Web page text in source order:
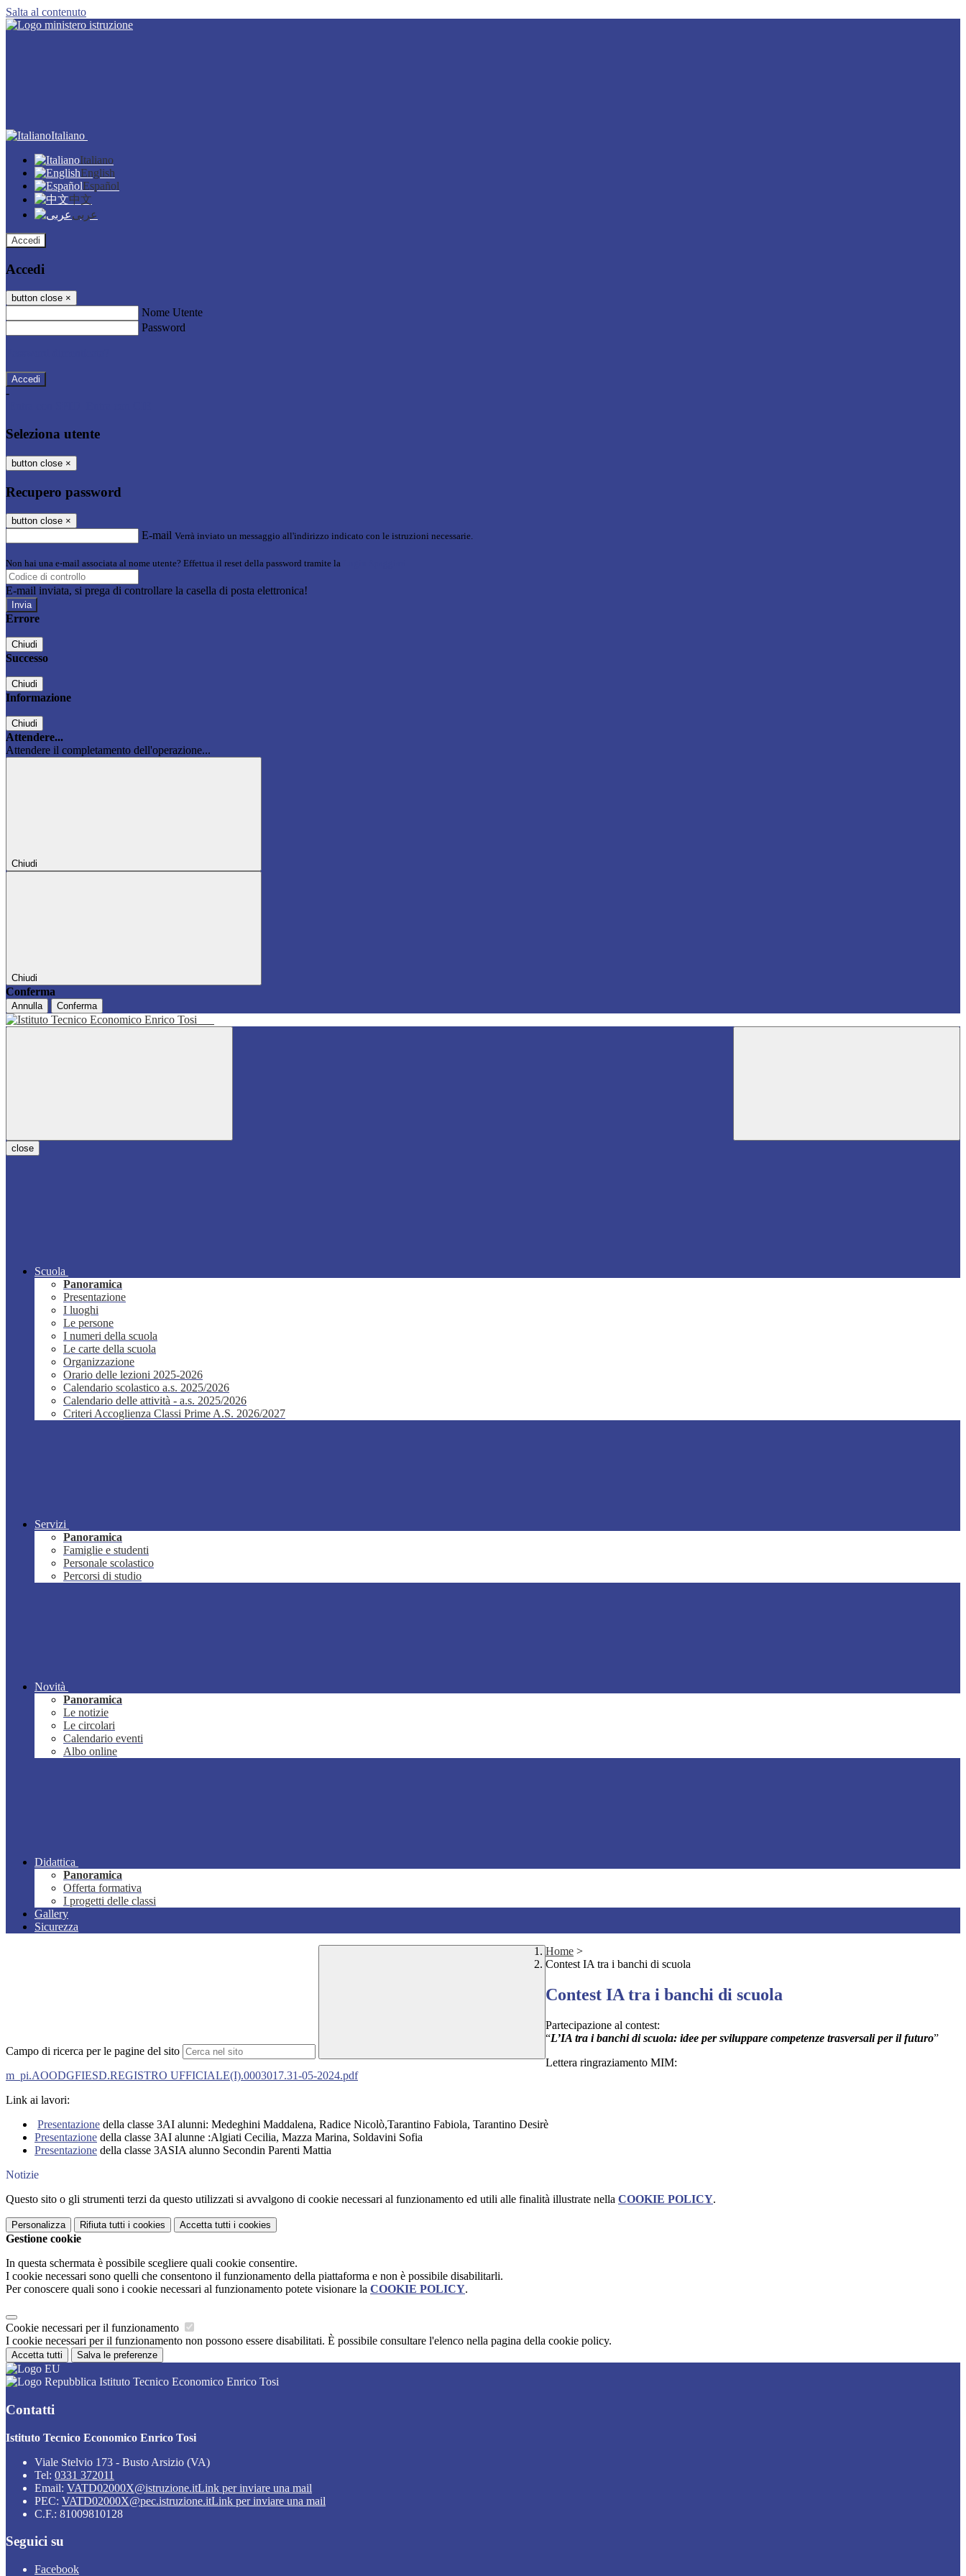
Salta al contenuto
Italiano
Italiano
English
Español
中文
عربى
Accedi
Accedi
button close ×
Nome Utente
Password
-
Seleziona utente
button close ×
Recupero password
button close ×
E-mail Verrà inviato un messaggio all'indirizzo indicato con le istruzioni necessarie.
Non hai una e-mail associata al nome utente? Effettua il reset della password tramite la
E-mail inviata, si prega di controllare la casella di posta elettronica!
Errore
Chiudi
Successo
Chiudi
Informazione
Chiudi
Attendere...
Attendere il completamento dell'operazione...
Chiudi
Chiudi
Conferma
Annulla Conferma
close
Scuola
Panoramica
Presentazione
I luoghi
Le persone
I numeri della scuola
Le carte della scuola
Organizzazione
Orario delle lezioni 2025-2026
Calendario scolastico a.s. 2025/2026
Calendario delle attività - a.s. 2025/2026
Criteri Accoglienza Classi Prime A.S. 2026/2027
Servizi
Panoramica
Famiglie e studenti
Personale scolastico
Percorsi di studio
Novità
Panoramica
Le notizie
Le circolari
Calendario eventi
Albo online
Didattica
Panoramica
Offerta formativa
I progetti delle classi
Gallery
Sicurezza
Campo di ricerca per le pagine del sito
Home >
Contest IA tra i banchi di scuola
Contest IA tra i banchi di scuola
Partecipazione al contest:
“L’IA tra i banchi di scuola: idee per sviluppare competenze trasversali per il futuro”
Lettera ringraziamento MIM:
m_pi.AOODGFIESD.REGISTRO UFFICIALE(I).0003017.31-05-2024.pdf
Link ai lavori:
Presentazione della classe 3AI alunni: Medeghini Maddalena, Radice Nicolò,Tarantino Fabiola, Tarantino Desirè
Presentazione della classe 3AI alunne :Algiati Cecilia, Mazza Marina, Soldavini Sofia
Presentazione della classe 3ASIA alunno Secondin Parenti Mattia
Notizie
Questo sito o gli strumenti terzi da questo utilizzati si avvalgono di cookie necessari al funzionamento ed utili alle finalità illustrate nella COOKIE POLICY.
Personalizza Rifiuta tutti i cookies Accetta tutti i cookies
Gestione cookie
In questa schermata è possibile scegliere quali cookie consentire.
I cookie necessari sono quelli che consentono il funzionamento della piattaforma e non è possibile disabilitarli.
Per conoscere quali sono i cookie necessari al funzionamento potete visionare la COOKIE POLICY.
Cookie necessari per il funzionamento
I cookie necessari per il funzionamento non possono essere disabilitati. È possibile consultare l'elenco nella pagina della cookie policy.
Accetta tutti Salva le preferenze
Istituto Tecnico Economico Enrico Tosi
Contatti
Istituto Tecnico Economico Enrico Tosi
Viale Stelvio 173 - Busto Arsizio (VA)
Tel: 0331 372011
Email: VATD02000X@istruzione.itLink per inviare una mail
PEC: VATD02000X@pec.istruzione.itLink per inviare una mail
C.F.: 81009810128
Seguici su
Facebook